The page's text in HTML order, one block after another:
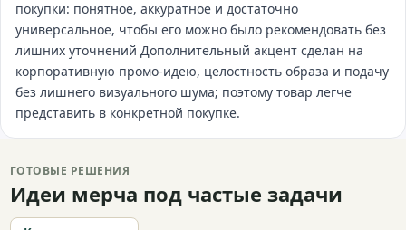
покупки: понятное, аккуратное и достаточно
универсальное, чтобы его можно было рекомендовать без
лишних уточнений Дополнительный акцент сделан на
корпоративную промо-идею, целостность образа и подачу
без лишнего визуального шума; поэтому товар легче
представить в конкретной покупке.
ГОТОВЫЕ РЕШЕНИЯ
Идеи мерча под частые задачи